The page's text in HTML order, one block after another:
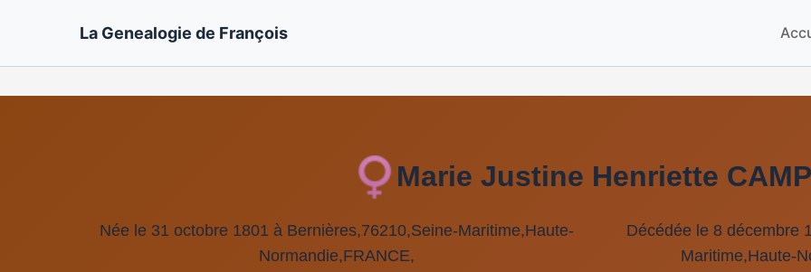
La Genealogie de François
Marie Justine Henriette
Née le 31 octobre 1801 à Bernières,76210,Seine-Maritime,Haute-
Normandie,FRANCE,
Décédée le 8 décembre
Maritime,Haute-